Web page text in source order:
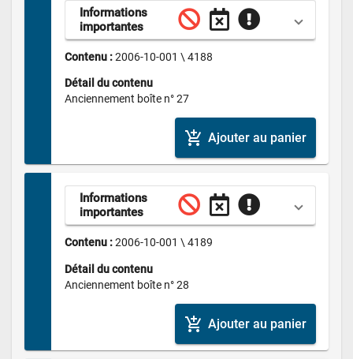
Informations
importantes
Contenu : 2006-10-001 \ 4188
Détail du contenu
Anciennement boîte n° 27
add_shopping_cart Ajouter au panier
Informations
importantes
Contenu : 2006-10-001 \ 4189
Détail du contenu
Anciennement boîte n° 28
add_shopping_cart Ajouter au panier